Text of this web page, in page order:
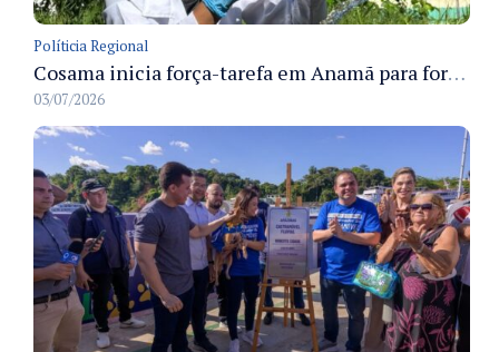
Políticia Regional
Cosama inicia força-tarefa em Anamã para fortalecer abastecimento de água e segurança hídrica da população
03/07/2026